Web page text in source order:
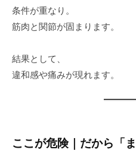
条件が重なり。
筋肉と関節が固まります。
結果として、
違和感や痛みが現れます。
ここが危険｜だから「